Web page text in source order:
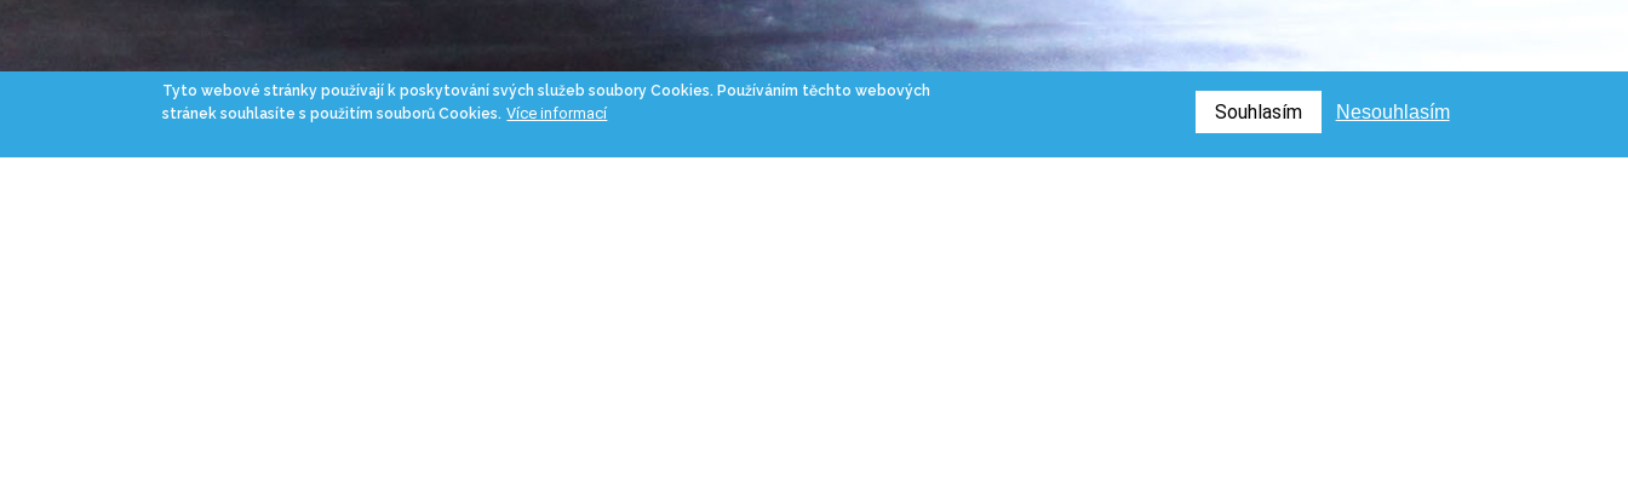
Tyto webové stránky používají k poskytování svých služeb soubory Cookies. Používáním těchto webových
stránek souhlasíte s použitím souborů Cookies. Více informací Souhlasím Nesouhlasím